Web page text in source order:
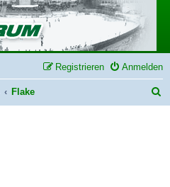
Anmelden
Registrieren
Flake